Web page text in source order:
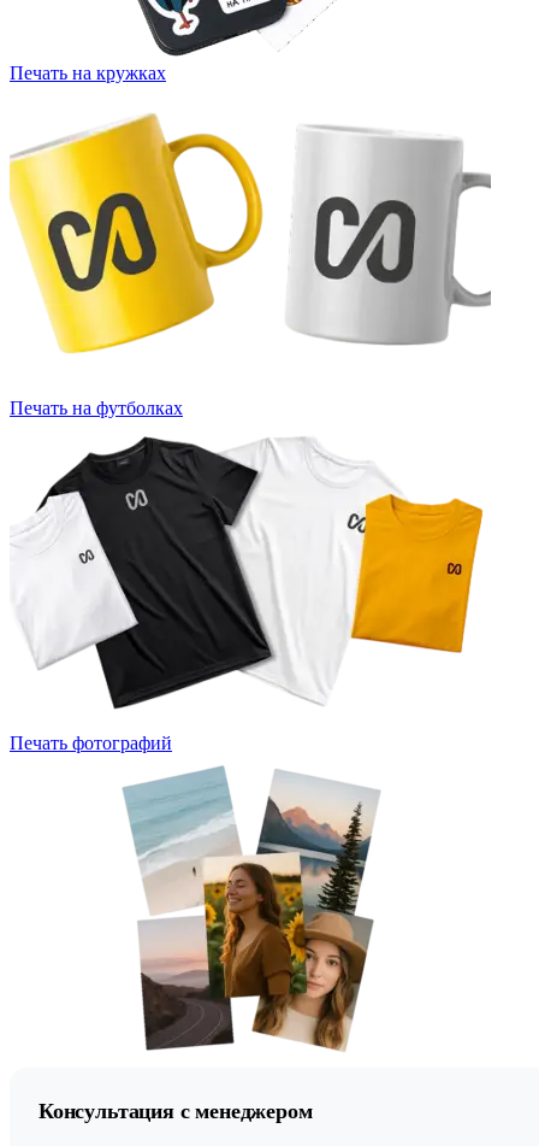
Печать на кружках
Печать на футболках
Печать фотографий
Консультация с менеджером